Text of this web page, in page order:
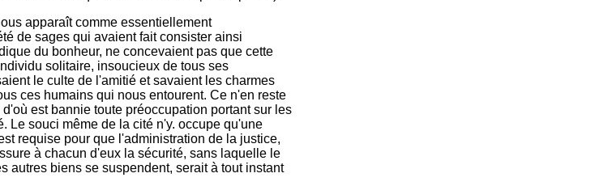
apparaît comme essentiellement
de sages qui avaient fait consister ainsi
du bonheur, ne concevaient pas que cette
solitaire, insoucieux de tous ses
le culte de l'amitié et savaient les charmes
ces humains qui nous entourent. Ce n'en reste
est bannie toute préoccupation portant sur les
Le souci même de la cité n'y. occupe qu'une
requise pour que l'administration de la justice,
à chacun d'eux la sécurité, sans laquelle le
autres biens se suspendent, serait à tout instant